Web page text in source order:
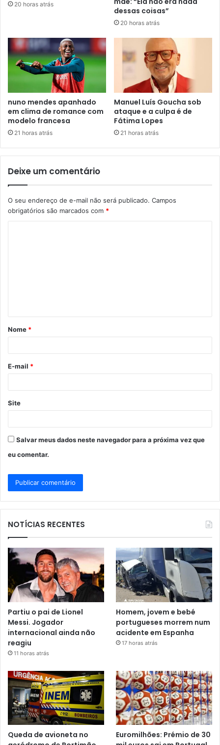
20 horas atrás
dessas coisas”
20 horas atrás
nuno mendes apanhado
em clima de romance com
modelo francesa
21 horas atrás
Manuel Luís Goucha sob
ataque e a culpa é de
Fátima Lopes
21 horas atrás
Deixe um comentário
O seu endereço de e-mail não será publicado. Campos
obrigatórios são marcados com *
á
r
*
Nome *
E-mail *
Site
Salvar meus dados neste navegador para a próxima vez que
eu comentar.
NOTÍCIAS RECENTES
Partiu o pai de Lionel
Messi. Jogador
internacional ainda não
reagiu
11 horas atrás
Homem, jovem e bebé
portugueses morrem num
acidente em Espanha
17 horas atrás
Queda de avioneta no
Euromilhões: Prémio de 30